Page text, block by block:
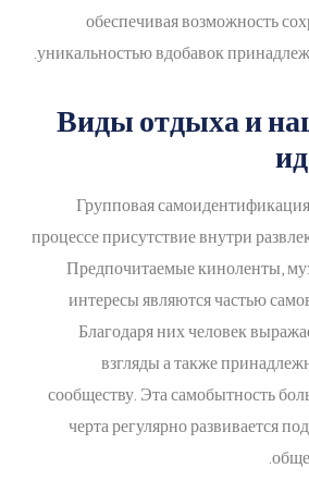
обеспечивая возможность
уникальностью вдобавок
Виды отдыха и
Групповая
процессе присутствие внутри
Предпочитаемые киноленты,
интересы являются частью
Благодаря них человек
взгляды а также
сообществу. Эта самобытность
черта регулярно развивается